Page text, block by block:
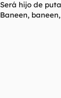
Será hijo de
Baneen,